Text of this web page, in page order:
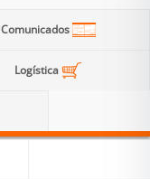
Comunicados
Logística